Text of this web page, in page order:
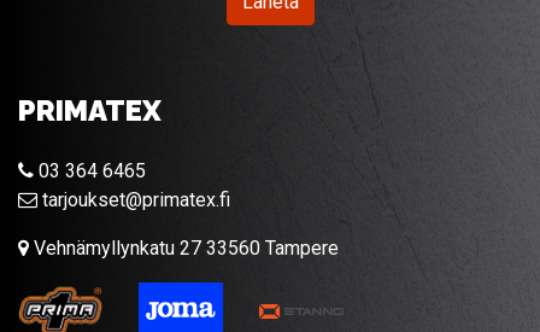
PRIMATEX
03 364 6465
tarjoukset@primatex.fi
Vehnämyllynkatu 27 33560 Tampere